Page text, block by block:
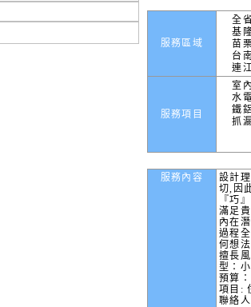
服務區域
全
基
苗
台
連
服務項目
室
水
鐵
抓
服務內容
設計
切,因
『巧
滿足
內在
過程
何想
擅長
型：
預算
項目:
聯絡